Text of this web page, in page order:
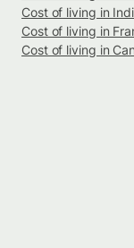
Cost of living in
Cost of living in
Cost of living in